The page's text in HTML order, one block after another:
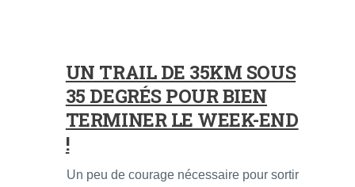
UN TRAIL DE 35KM SOUS
35 DEGRÉS POUR BIEN
TERMINER LE WEEK-END
!
Un peu de courage nécessaire pour sortir